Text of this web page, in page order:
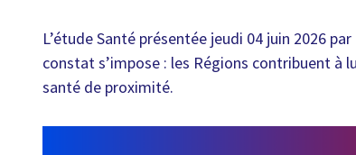
L’étude Santé présentée jeudi 04 juin 2026
constat s’impose : les Régions contribuent
santé de proximité.